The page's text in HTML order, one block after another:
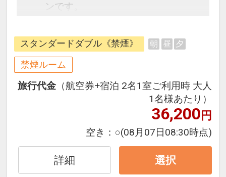
ンです。
できるダイナミックパッケージだか
ら、一都市滞在はもちろん周遊旅行
にも最適！
旅行期間中の1泊だけの宿泊や延
泊・飛び泊なども自由自在です。
フライトは、安心のJAL（または
JALグループ）確約！フライトマイ
ル50%貯まります。
通・体験プランなどの追加（同時予
約）が可能なプランもございます。
スタンダードダブル《禁煙》 朝 昼 夕
禁煙ルーム
旅行代金 （航空券+宿泊 2名1室ご利用時 大人
1名様あたり）
36,200円
空き： ○(08月07日08:30時点)
詳細 選択